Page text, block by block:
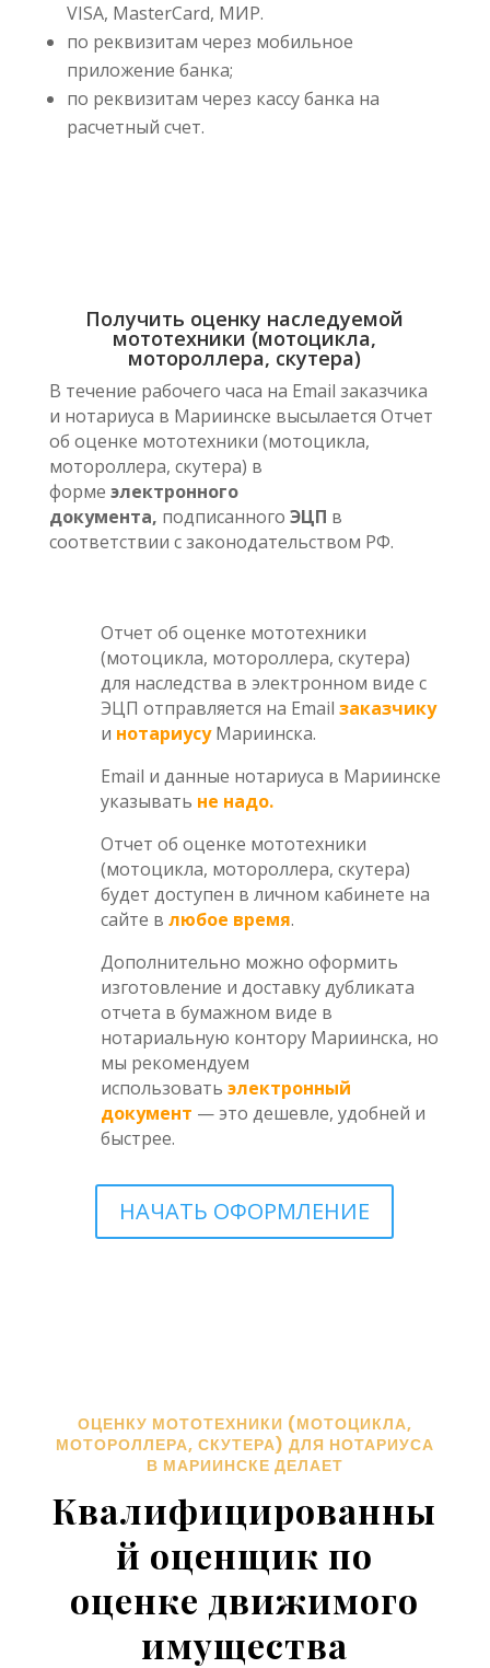
VISA, MasterCard, МИР.
по реквизитам через мобильное
приложение банка;
по реквизитам через кассу банка на
расчетный счет.
Получить оценку наследуемой
мототехники (мотоцикла,
мотороллера, скутера)
В течение рабочего часа на Email заказчика
и нотариуса в Мариинске высылается Отчет
об оценке мототехники (мотоцикла,
мотороллера, скутера) в
форме электронного
документа, подписанного ЭЦП в
соответствии с законодательством РФ.
Отчет об оценке мототехники
(мотоцикла, мотороллера, скутера)
для наследства в электронном виде с
ЭЦП отправляется на Email заказчику
и нотариусуМариинска.
Email и данные нотариуса в Мариинске
указывать не надо.
Отчет об оценке мототехники
(мотоцикла, мотороллера, скутера)
будет доступен в личном кабинете на
сайте в любое время.
Дополнительно можно оформить
изготовление и доставку дубликата
отчета в бумажном виде в
нотариальную контору Мариинска, но
мы рекомендуем
использовать электронный
документ — это дешевле, удобней и
быстрее.
НАЧАТЬ ОФОРМЛЕНИЕ
ОЦЕНКУ МОТОТЕХНИКИ (МОТОЦИКЛА,
МОТОРОЛЛЕРА, СКУТЕРА) ДЛЯ НОТАРИУСА
В МАРИИНСКЕ ДЕЛАЕТ
Квалифицированны
й оценщик по
оценке движимого
имущества